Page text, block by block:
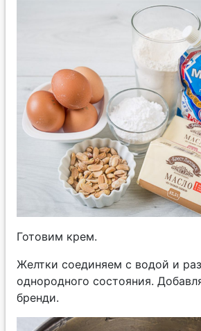
Готовим крем.
Желтки соединяем с водой и
однородного состояния.
бренди.